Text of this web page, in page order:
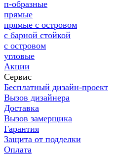
п-образные
прямые
прямые с островом
с барной стойкой
с островом
угловые
Акции
Сервис
Бесплатный дизайн-проект
Вызов дизайнера
Доставка
Вызов замерщика
Гарантия
Защита от подделки
Оплата